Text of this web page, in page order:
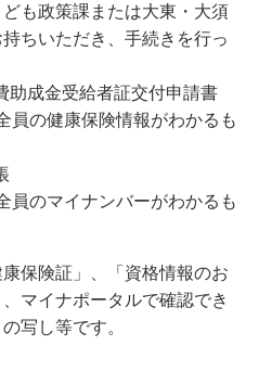
も政策課または大東・大須
ちいただき、手続きを行っ
助成金受給者証交付申請書
員の健康保険情報がわかるも
員のマイナンバーがわかるも
保険証」、「資格情報のお
マイナポータルで確認でき
写し等です。